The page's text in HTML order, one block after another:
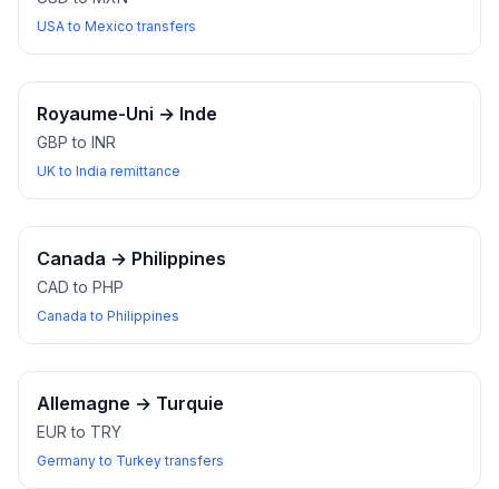
USA to Mexico transfers
Royaume-Uni → Inde
GBP to INR
UK to India remittance
Canada → Philippines
CAD to PHP
Canada to Philippines
Allemagne → Turquie
EUR to TRY
Germany to Turkey transfers